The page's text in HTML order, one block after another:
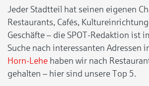
Jeder Stadtteil hat seinen eigenen
Restaurants, Cafés,
Geschäfte – die SPOT-Redaktion ist
Suche nach interessanten Adressen
Horn-Lehe haben wir nach
gehalten – hier sind unsere Top 5.